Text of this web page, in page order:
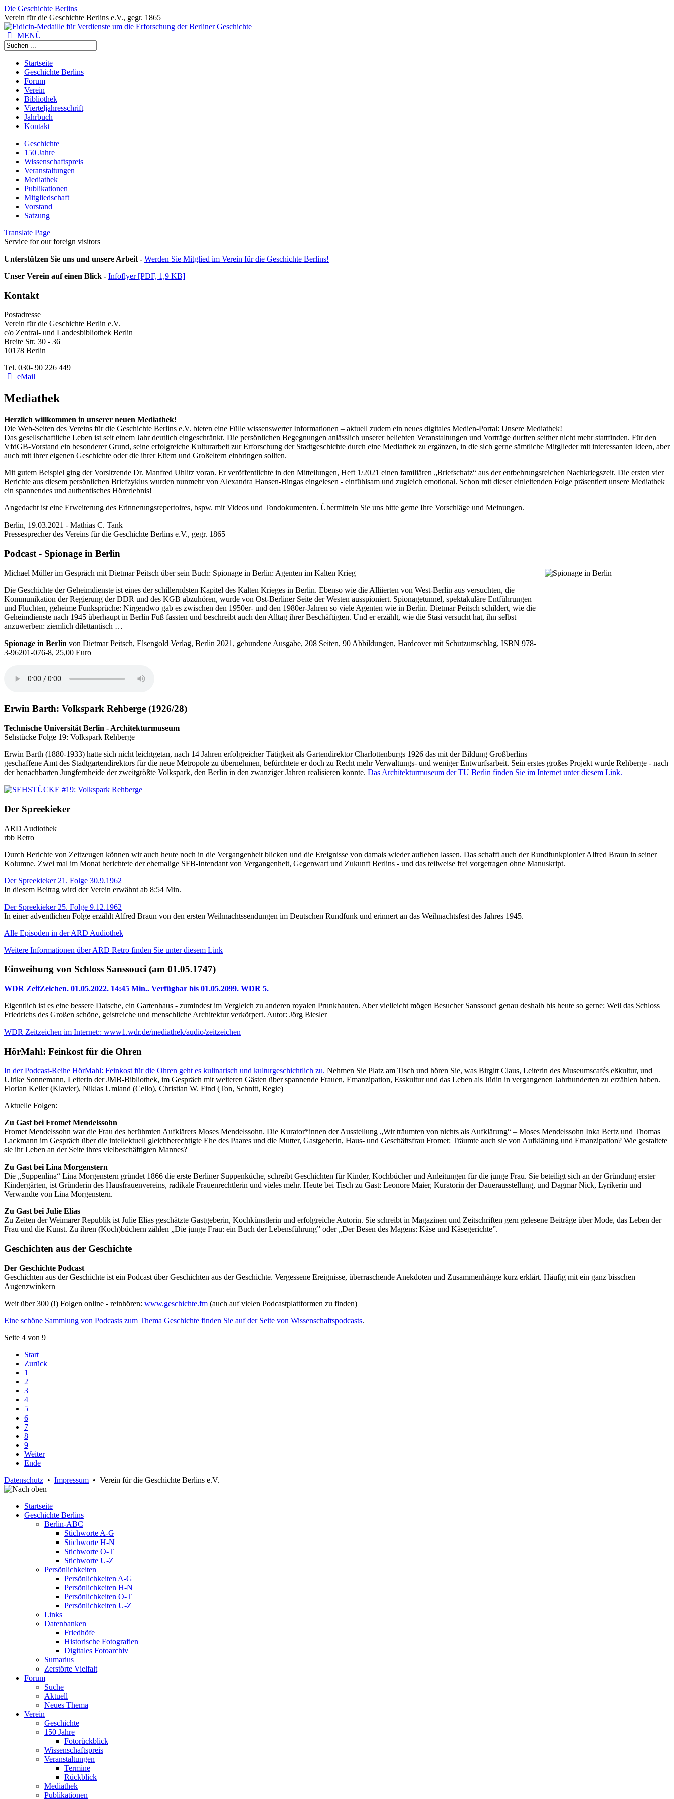
Die Geschichte Berlins
Verein für die Geschichte Berlins e.V., gegr. 1865
MENÜ
Startseite
Geschichte Berlins
Forum
Verein
Bibliothek
Vierteljahresschrift
Jahrbuch
Kontakt
Geschichte
150 Jahre
Wissenschaftspreis
Veranstaltungen
Mediathek
Publikationen
Mitgliedschaft
Vorstand
Satzung
Translate Page
Service for our foreign visitors
Unterstützen Sie uns und unsere Arbeit - Werden Sie Mitglied im Verein für die Geschichte Berlins!
Unser Verein auf einen Blick - Infoflyer [PDF, 1,9 KB]
Kontakt
Postadresse
Verein für die Geschichte Berlin e.V.
c/o Zentral- und Landesbibliothek Berlin
Breite Str. 30 - 36
10178 Berlin
Tel. 030- 90 226 449
eMail
Mediathek
Herzlich willkommen in unserer neuen Mediathek!
Die Web-Seiten des Vereins für die Geschichte Berlins e.V. bieten eine Fülle wissenswerter Informationen – aktuell zudem ein neues digitales Medien-Portal: Unsere Mediathek!
Das gesellschaftliche Leben ist seit einem Jahr deutlich eingeschränkt. Die persönlichen Begegnungen anlässlich unserer beliebten Veranstaltungen und Vorträge durften seither nicht mehr stattfinden. Für den
VfdGB-Vorstand ein besonderer Grund, seine erfolgreiche Kulturarbeit zur Erforschung der Stadtgeschichte durch eine Mediathek zu ergänzen, in die sich gerne sämtliche Mitglieder mit interessanten Ideen, aber
auch mit ihrer eigenen Geschichte oder die ihrer Eltern und Großeltern einbringen sollten.
Mit gutem Beispiel ging der Vorsitzende Dr. Manfred Uhlitz voran. Er veröffentlichte in den Mitteilungen, Heft 1/2021 einen familiären „Briefschatz“ aus der entbehrungsreichen Nachkriegszeit. Die ersten vier
Berichte aus diesem persönlichen Briefzyklus wurden nunmehr von Alexandra Hansen-Bingas eingelesen - einfühlsam und zugleich emotional. Schon mit dieser einleitenden Folge präsentiert unsere Mediathek
ein spannendes und authentisches Hörerlebnis!
Angedacht ist eine Erweiterung des Erinnerungsrepertoires, bspw. mit Videos und Tondokumenten. Übermitteln Sie uns bitte gerne Ihre Vorschläge und Meinungen.
Berlin, 19.03.2021 - Mathias C. Tank
Pressesprecher des Vereins für die Geschichte Berlins e.V., gegr. 1865
Podcast - Spionage in Berlin
Michael Müller im Gespräch mit Dietmar Peitsch über sein Buch: Spionage in Berlin: Agenten im Kalten Krieg
Die Geschichte der Geheimdienste ist eines der schillerndsten Kapitel des Kalten Krieges in Berlin. Ebenso wie die Alliierten von West-Berlin aus versuchten, die
Kommunikation der Regierung der DDR und des KGB abzuhören, wurde von Ost-Berliner Seite der Westen ausspioniert. Spionagetunnel, spektakuläre Entführungen
und Fluchten, geheime Funksprüche: Nirgendwo gab es zwischen den 1950er- und den 1980er-Jahren so viele Agenten wie in Berlin. Dietmar Peitsch schildert, wie die
Geheimdienste nach 1945 überhaupt in Berlin Fuß fassten und beschreibt auch den Alltag ihrer Beschäftigten. Und er erzählt, wie die Stasi versucht hat, ihn selbst
anzuwerben: ziemlich dilettantisch …
Spionage in Berlin von Dietmar Peitsch, Elsengold Verlag, Berlin 2021, gebundene Ausgabe, 208 Seiten, 90 Abbildungen, Hardcover mit Schutzumschlag, ISBN 978-
3-96201-076-8, 25,00 Euro
Erwin Barth: Volkspark Rehberge (1926/28)
Technische Universität Berlin - Architekturmuseum
Sehstücke Folge 19: Volkspark Rehberge
Erwin Barth (1880-1933) hatte sich nicht leichtgetan, nach 14 Jahren erfolgreicher Tätigkeit als Gartendirektor Charlottenburgs 1926 das mit der Bildung Großberlins
geschaffene Amt des Stadtgartendirektors für die neue Metropole zu übernehmen, befürchtete er doch zu Recht mehr Verwaltungs- und weniger Entwurfsarbeit. Sein erstes großes Projekt wurde Rehberge - nach
der benachbarten Jungfernheide der zweitgrößte Volkspark, den Berlin in den zwanziger Jahren realisieren konnte. Das Architekturmuseum der TU Berlin finden Sie im Internet unter diesem Link.
Der Spreekieker
ARD Audiothek
rbb Retro
Durch Berichte von Zeitzeugen können wir auch heute noch in die Vergangenheit blicken und die Ereignisse von damals wieder aufleben lassen. Das schafft auch der Rundfunkpionier Alfred Braun in seiner
Kolumne. Zwei mal im Monat berichtete der ehemalige SFB-Intendant von Vergangenheit, Gegenwart und Zukunft Berlins - und das teilweise frei vorgetragen ohne Manuskript.
Der Spreekieker 21. Folge 30.9.1962
In diesem Beitrag wird der Verein erwähnt ab 8:54 Min.
Der Spreekieker 25. Folge 9.12.1962
In einer adventlichen Folge erzählt Alfred Braun von den ersten Weihnachtssendungen im Deutschen Rundfunk und erinnert an das Weihnachtsfest des Jahres 1945.
Alle Episoden in der ARD Audiothek
Weitere Informationen über ARD Retro finden Sie unter diesem Link
Einweihung von Schloss Sanssouci (am 01.05.1747)
WDR ZeitZeichen. 01.05.2022. 14:45 Min.. Verfügbar bis 01.05.2099. WDR 5.
Eigentlich ist es eine bessere Datsche, ein Gartenhaus - zumindest im Vergleich zu anderen royalen Prunkbauten. Aber vielleicht mögen Besucher Sanssouci genau deshalb bis heute so gerne: Weil das Schloss
Friedrichs des Großen schöne, geistreiche und menschliche Architektur verkörpert. Autor: Jörg Biesler
WDR Zeitzeichen im Internet:: www1.wdr.de/mediathek/audio/zeitzeichen
HörMahl: Feinkost für die Ohren
In der Podcast-Reihe HörMahl: Feinkost für die Ohren geht es kulinarisch und kulturgeschichtlich zu. Nehmen Sie Platz am Tisch und hören Sie, was Birgitt Claus, Leiterin des Museumscafés eßkultur, und
Ulrike Sonnemann, Leiterin der JMB-Bibliothek, im Gespräch mit weiteren Gästen über spannende Frauen, Emanzipation, Esskultur und das Leben als Jüdin in vergangenen Jahrhunderten zu erzählen haben.
Florian Keller (Klavier), Niklas Umland (Cello), Christian W. Find (Ton, Schnitt, Regie)
Aktuelle Folgen:
Zu Gast bei Fromet Mendelssohn
Fromet Mendelssohn war die Frau des berühmten Aufklärers Moses Mendelssohn. Die Kurator*innen der Ausstellung „Wir träumten von nichts als Aufklärung“ – Moses Mendelssohn Inka Bertz und Thomas
Lackmann im Gespräch über die intellektuell gleichberechtigte Ehe des Paares und die Mutter, Gastgeberin, Haus- und Geschäftsfrau Fromet: Träumte auch sie von Aufklärung und Emanzipation? Wie gestaltete
sie ihr Leben an der Seite ihres vielbeschäftigten Mannes?
Zu Gast bei Lina Morgenstern
Die „Suppenlina“ Lina Morgenstern gründet 1866 die erste Berliner Suppenküche, schreibt Geschichten für Kinder, Kochbücher und Anleitungen für die junge Frau. Sie beteiligt sich an der Gründung erster
Kindergärten, ist Gründerin des Hausfrauenvereins, radikale Frauenrechtlerin und vieles mehr. Heute bei Tisch zu Gast: Leonore Maier, Kuratorin der Dauerausstellung, und Dagmar Nick, Lyrikerin und
Verwandte von Lina Morgenstern.
Zu Gast bei Julie Elias
Zu Zeiten der Weimarer Republik ist Julie Elias geschätzte Gastgeberin, Kochkünstlerin und erfolgreiche Autorin. Sie schreibt in Magazinen und Zeitschriften gern gelesene Beiträge über Mode, das Leben der
Frau und die Kunst. Zu ihren (Koch)büchern zählen „Die junge Frau: ein Buch der Lebensführung” oder „Der Besen des Magens: Käse und Käsegerichte”.
Geschichten aus der Geschichte
Der Geschichte Podcast
Geschichten aus der Geschichte ist ein Podcast über Geschichten aus der Geschichte. Vergessene Ereignisse, überraschende Anekdoten und Zusammenhänge kurz erklärt. Häufig mit ein ganz bisschen
Augenzwinkern
Weit über 300 (!) Folgen online - reinhören: www.geschichte.fm (auch auf vielen Podcastplattformen zu finden)
Eine schöne Sammlung von Podcasts zum Thema Geschichte finden Sie auf der Seite von Wissenschaftspodcasts.
Seite 4 von 9
Start
Zurück
1
2
3
4
5
6
7
8
9
Weiter
Ende
Datenschutz • Impressum • Verein für die Geschichte Berlins e.V.
Startseite
Geschichte Berlins
Berlin-ABC
Stichworte A-G
Stichworte H-N
Stichworte O-T
Stichworte U-Z
Persönlichkeiten
Persönlichkeiten A-G
Persönlichkeiten H-N
Persönlichkeiten O-T
Persönlichkeiten U-Z
Links
Datenbanken
Friedhöfe
Historische Fotografien
Digitales Fotoarchiv
Sumarius
Zerstörte Vielfalt
Forum
Suche
Aktuell
Neues Thema
Verein
Geschichte
150 Jahre
Fotorückblick
Wissenschaftspreis
Veranstaltungen
Termine
Rückblick
Mediathek
Publikationen